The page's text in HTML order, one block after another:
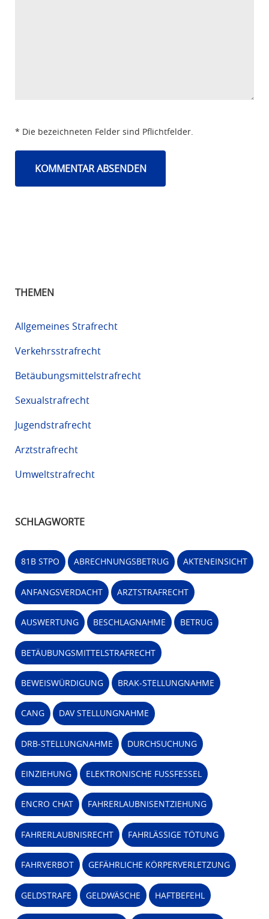
* Die bezeichneten Felder sind Pflichtfelder.
THEMEN
Allgemeines Strafrecht
Verkehrsstrafrecht
Betäubungsmittelstrafrecht
Sexualstrafrecht
Jugendstrafrecht
Arztstrafrecht
Umweltstrafrecht
SCHLAGWORTE
81B STPO ABRECHNUNGSBETRUG AKTENEINSICHT
ANFANGSVERDACHT ARZTSTRAFRECHT
AUSWERTUNG BESCHLAGNAHME BETRUG
BETÄUBUNGSMITTELSTRAFRECHT
BEWEISWÜRDIGUNG BRAK-STELLUNGNAHME
CANG DAV STELLUNGNAHME
DRB-STELLUNGNAHME DURCHSUCHUNG
EINZIEHUNG ELEKTRONISCHE FUSSFESSEL
ENCRO CHAT FAHRERLAUBNISENTZIEHUNG
FAHRERLAUBNISRECHT FAHRLÄSSIGE TÖTUNG
FAHRVERBOT GEFÄHRLICHE KÖRPERVERLETZUNG
GELDSTRAFE GELDWÄSCHE HAFTBEFEHL